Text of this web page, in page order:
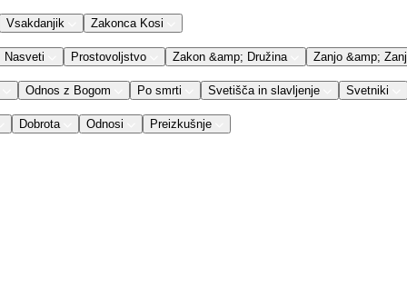
Vsakdanjik Zakonca Kosi
Nasveti Prostovoljstvo Zakon &amp; Družina Zanjo &amp; Zanj
Odnos z Bogom Po smrti Svetišča in slavljenje Svetniki
Dobrota Odnosi Preizkušnje